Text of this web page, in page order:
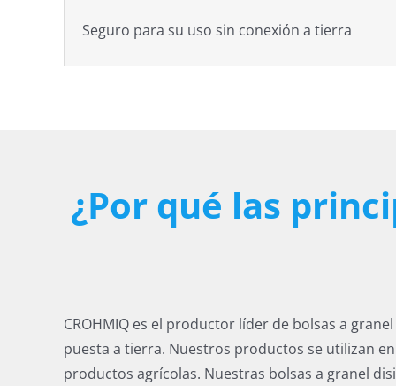
Seguro para su uso sin conexión a tierra
¿Por qué las
CROHMIQ es el productor líder de bolsas a
puesta a tierra. Nuestros productos se utilizan
productos agrícolas. Nuestras bolsas a granel